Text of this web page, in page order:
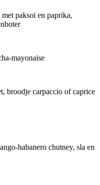
paksoi en paprika,
mayonaise
broodje carpaccio of caprice
habanero chutney, sla en